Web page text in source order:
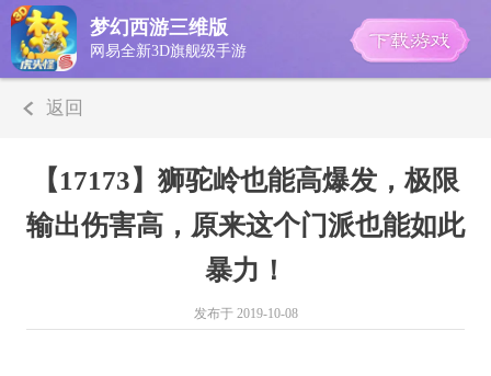
梦幻西游三维版
网易全新3D旗舰级手游
返回
【17173】狮驼岭也能高爆发，极限
输出伤害高，原来这个门派也能如此
暴力！
发布于 2019-10-08